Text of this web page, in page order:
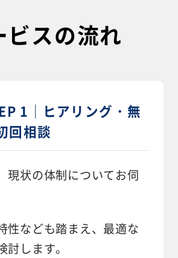
ビスの流れ
1｜ヒアリング・無
回相談
現状の体制についてお伺
性なども踏まえ、最適な
します。